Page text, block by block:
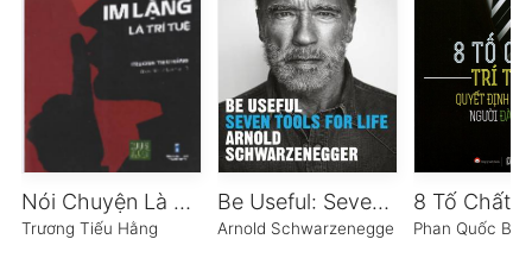
Nói Chuyện Là Bản Năng, Giữ Miệng Là Tu Dưỡng, Im Lặng Là Trí Tuệ
Trương Tiếu Hằng
Be Useful: Seven Tools for Life
Arnold Schwarzenegger Phan Quốc Bảo